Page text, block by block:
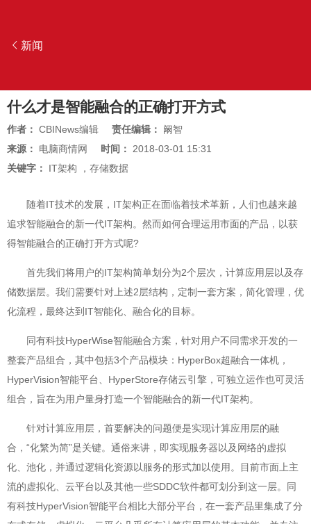
新闻
什么才是智能融合的正确打开方式
作者： CBINews编辑 责任编辑： 阚智
来源： 电脑商情网 时间： 2018-03-01 15:31
关键字： IT架构 ， 存储数据
随着IT技术的发展，IT架构正在面临着技术革新，人们也越来越
追求智能融合的新一代IT架构。然而如何合理运用市面的产品，以获
得智能融合的正确打开方式呢?
首先我们将用户的IT架构简单划分为2个层次，计算应用层以及存
储数据层。我们需要针对上述2层结构，定制一套方案，简化管理，优
化流程，最终达到IT智能化、融合化的目标。
同有科技HyperWise智能融合方案，针对用户不同需求开发的一
整套产品组合，其中包括3个产品模块：HyperBox超融合一体机，
HyperVision智能平台、HyperStore存储云引擎，可独立运作也可灵活
组合，旨在为用户量身打造一个智能融合的新一代IT架构。
针对计算应用层，首要解决的问题便是实现计算应用层的融
合，“化繁为简”是关键。通俗来讲，即实现服务器以及网络的虚拟
化、池化，并通过逻辑化资源以服务的形式加以使用。目前市面上主
流的虚拟化、云平台以及其他一些SDDC软件都可划分到这一层。同
有科技HyperVision智能平台相比大部分平台，在一套产品里集成了分